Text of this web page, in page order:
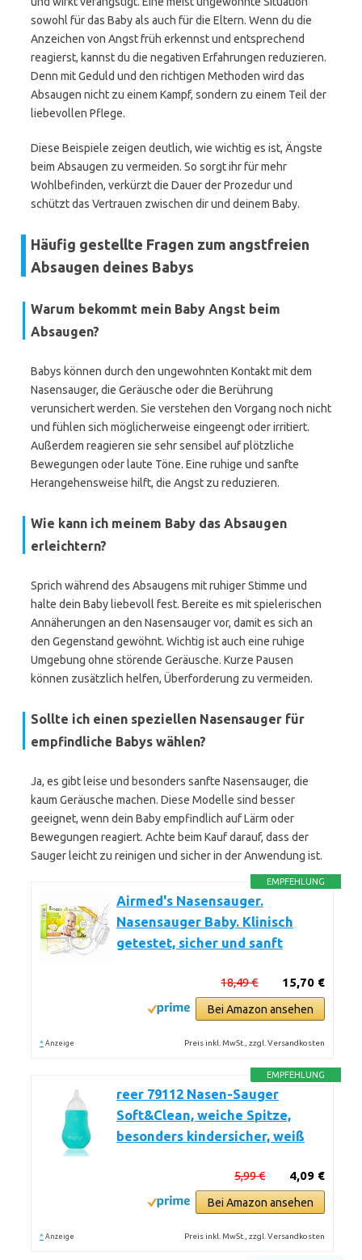
sowohl für das Baby als auch für die Eltern. Wenn du die
Anzeichen von Angst früh erkennst und entsprechend
reagierst, kannst du die negativen Erfahrungen reduzieren.
Denn mit Geduld und den richtigen Methoden wird das
Absaugen nicht zu einem Kampf, sondern zu einem Teil der
liebevollen Pflege.
Diese Beispiele zeigen deutlich, wie wichtig es ist, Ängste
beim Absaugen zu vermeiden. So sorgt ihr für mehr
Wohlbefinden, verkürzt die Dauer der Prozedur und
schützt das Vertrauen zwischen dir und deinem Baby.
Häufig gestellte Fragen zum angstfreien
Absaugen deines Babys
Warum bekommt mein Baby Angst beim
Absaugen?
Babys können durch den ungewohnten Kontakt mit dem
Nasensauger, die Geräusche oder die Berührung
verunsichert werden. Sie verstehen den Vorgang noch nicht
und fühlen sich möglicherweise eingeengt oder irritiert.
Außerdem reagieren sie sehr sensibel auf plötzliche
Bewegungen oder laute Töne. Eine ruhige und sanfte
Herangehensweise hilft, die Angst zu reduzieren.
Wie kann ich meinem Baby das Absaugen
erleichtern?
Sprich während des Absaugens mit ruhiger Stimme und
halte dein Baby liebevoll fest. Bereite es mit spielerischen
Annäherungen an den Nasensauger vor, damit es sich an
den Gegenstand gewöhnt. Wichtig ist auch eine ruhige
Umgebung ohne störende Geräusche. Kurze Pausen
können zusätzlich helfen, Überforderung zu vermeiden.
Sollte ich einen speziellen Nasensauger für
empfindliche Babys wählen?
Ja, es gibt leise und besonders sanfte Nasensauger, die
kaum Geräusche machen. Diese Modelle sind besser
geeignet, wenn dein Baby empfindlich auf Lärm oder
Bewegungen reagiert. Achte beim Kauf darauf, dass der
Sauger leicht zu reinigen und sicher in der Anwendung ist.
EMPFEHLUNG
Airmed's Nasensauger.
Nasensauger Baby. Klinisch
getestet, sicher und sanft
15,70 €
18,49 €
Bei Amazon ansehen
* Anzeige Preis inkl. MwSt., zzgl. Versandkosten
EMPFEHLUNG
reer 79112 Nasen-Sauger
Soft&Clean, weiche Spitze,
besonders kindersicher, weiß
4,09 €
5,99 €
Bei Amazon ansehen
* Anzeige Preis inkl. MwSt., zzgl. Versandkosten